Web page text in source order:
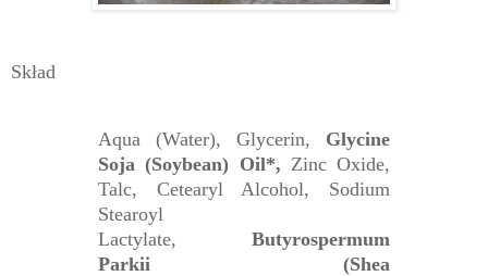
Skład
Aqua (Water), Glycerin, Glycine
Soja (Soybean) Oil*, Zinc Oxide,
Talc, Cetearyl Alcohol, Sodium
Stearoyl
Lactylate, Butyrospermum
Parkii (Shea